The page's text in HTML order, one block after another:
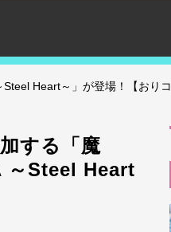
Heart～」が登場！【おりコ
する「魔
～Steel Heart